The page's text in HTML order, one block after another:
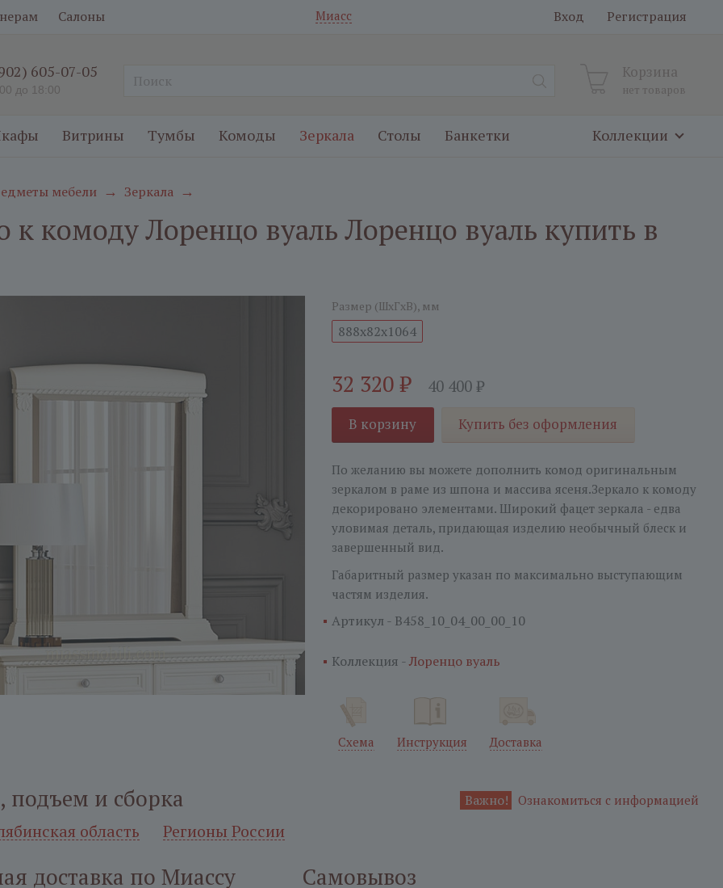
Салоны Миасс Вход Регистрация
605-07-05
до 18:00
Корзина
нет товаров
Витрины Тумбы Комоды Зеркала Столы Банкетки Коллекции
мебели → Зеркала →
к комоду Лоренцо вуаль Лоренцо вуаль купить в
Размер (ШxГxВ), мм
888x82x1064
32 320₽ 40 400₽
В корзину Купить без оформления
По желанию вы можете дополнить комод оригинальным
зеркалом в раме из шпона и массива ясеня.Зеркало к комоду
декорировано элементами. Широкий фацет зеркала - едва
уловимая деталь, придающая изделию необычный блеск и
завершенный вид.
Габаритный размер указан по максимально выступающим
частям изделия.
Артикул - В458_10_04_00_00_10
Коллекция -Лоренцо вуаль
Схема Инструкция Доставка
подъем и сборка Важно! Ознакомиться с информацией
область Регионы России
доставка по Миассу Самовывоз